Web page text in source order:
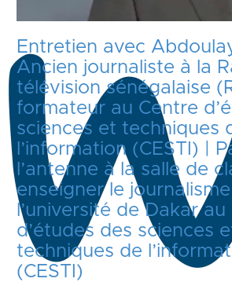
Entretien avec
Ancien journaliste à la
télévision sénégalaise
formateur au Centre
sciences et techniques
l’information (CESTI) |
l’antenne à la salle de
enseigner le
l’université de Dakar au
d’études des sciences
techniques de
(CESTI)